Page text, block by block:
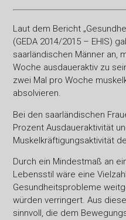
Laut dem Bericht
(GEDA 2014/2015 – EHIS)
saarländischen Männer an,
Woche ausdaueraktiv zu
zwei Mal pro Woche
absolvieren.
Bei den saarländischen
Prozent Ausdaueraktivität
Muskelkräftigungsaktivität
Durch ein Mindestmaß an
Lebensstil wäre eine
Gesundheitsprobleme
würden verringert. Aus
sinnvoll, die dem